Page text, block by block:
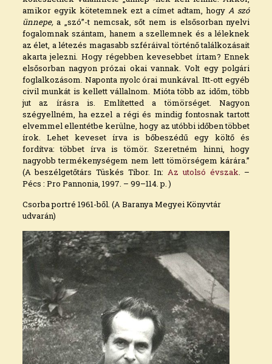
amikor egyik kötetemnek ezt a címet adtam, hogy A szó
ünnepe,a „szó”-t nemcsak, sőt nem is elsősorban nyelvi
fogalomnak szántam, hanem a szellemnek és a léleknek
az élet, a létezés magasabb szféráival történő találkozásait
akarta jelezni. Hogy régebben kevesebbet írtam? Ennek
elsősorban nagyon prózai okai vannak. Volt egy polgári
foglalkozásom. Naponta nyolc órai munkával. Itt-ott egyéb
civil munkát is kellett vállalnom. Mióta több az időm, több
jut az írásra is. Említetted a tömörséget. Nagyon
szégyellném, ha ezzel a régi és mindig fontosnak tartott
elvemmel ellentétbe kerülne, hogy az utóbbi időben többet
írok. Lehet keveset írva is bőbeszédű egy költő és
fordítva: többet írva is tömör. Szeretném hinni, hogy
nagyobb termékenységem nem lett tömörségem kárára.”
(A beszélgetőtárs Tüskés Tibor. In: Az utolsó évszak . –
Pécs : Pro Pannonia, 1997. – 99–114. p. )
Csorba portré 1961-ből. (A Baranya Megyei Könyvtár
udvarán)